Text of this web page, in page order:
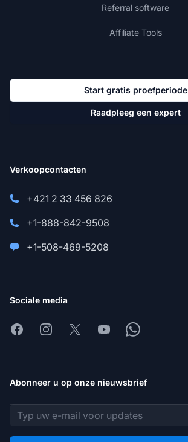
Referral software
Affiliate Tools
Start gratis proefperiode
Raadpleeg een expert
Verkoopcontacten
+421 2 33 456 826
+1-888-842-9508
+1-508-469-5208
Sociale media
FacebookInstagram
X YoutubeWhatsapp
Abonneer u op onze nieuwsbrief
E-mailadres